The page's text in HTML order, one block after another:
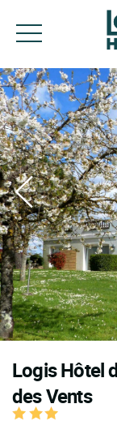
Logis Hôtel
des Vents